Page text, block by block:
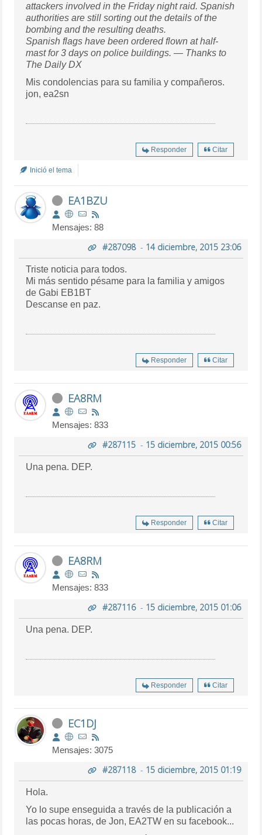
attackers involved in the Friday night raid. Spanish
authorities are still sorting out the details of the
bombing and the resulting deaths.
Spanish flags have been ordered flown at half-
mast for 3 days on police buildings. — Thanks to
The Daily DX
Mis condolencias para su familia y compañeros.
jon, ea2sn
Responder Citar
Inició el tema
EA1BZU
Mensajes: 88
#287098- 14 diciembre, 2015 23:06
Triste noticia para todos.
Mi más sentido pésame para la familia y amigos
de Gabi EB1BT
Descanse en paz.
Responder Citar
EA8RM
Mensajes: 833
#287115- 15 diciembre, 2015 00:56
Una pena. DEP.
Responder Citar
EA8RM
Mensajes: 833
#287116- 15 diciembre, 2015 01:06
Una pena. DEP.
Responder Citar
EC1DJ
Mensajes: 3075
#287118- 15 diciembre, 2015 01:19
Hola.
Yo lo supe enseguida a través de la publicación a
las pocas horas, de Jon, EA2TW en su facebook...